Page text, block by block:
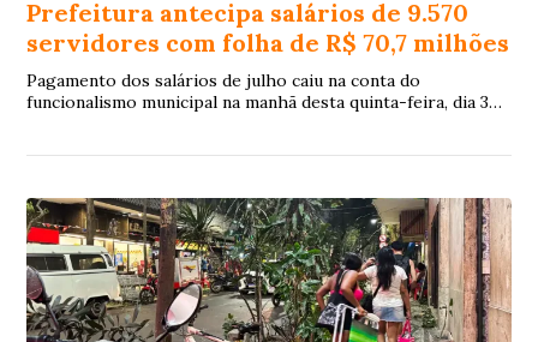
Prefeitura antecipa salários de 9.570
servidores com folha de R$ 70,7 milhões
Pagamento dos salários de julho caiu na conta do
funcionalismo municipal na manhã desta quinta-feira, dia 30